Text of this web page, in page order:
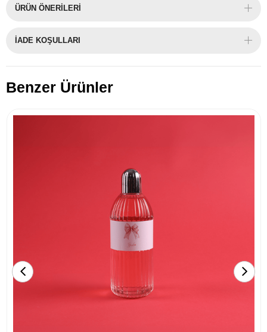
ÜRÜN ÖNERILERI
İADE KOŞULLARI
Benzer Ürünler